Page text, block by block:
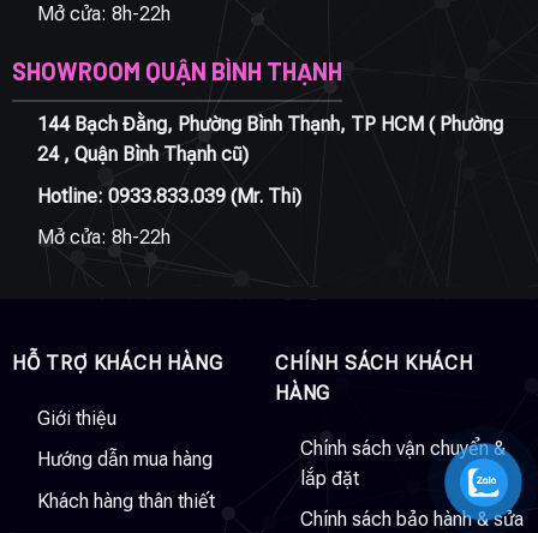
Mở cửa: 8h-22h
SHOWROOM QUẬN BÌNH THẠNH
144 Bạch Đằng, Phường Bình Thạnh, TP HCM ( Phường
24 , Quận Bình Thạnh cũ)
Hotline: 0933.833.039(Mr. Thi)
Mở cửa: 8h-22h
HỖ TRỢ KHÁCH HÀNG
Giới thiệu
Hướng dẫn mua hàng
Khách hàng thân thiết
CHÍNH SÁCH KHÁCH
HÀNG
Chính sách vận chuyển &
lắp đặt
Chính sách bảo hành & sửa